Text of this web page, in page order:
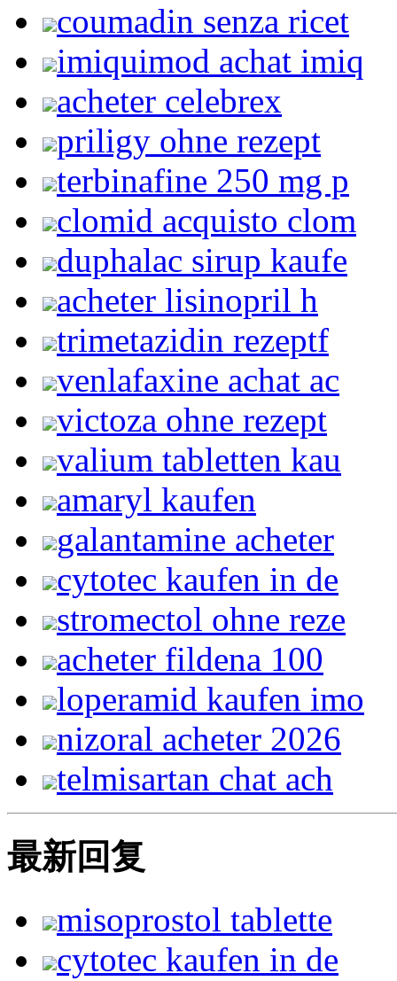
coumadin senza ricet
imiquimod achat imiq
acheter celebrex
priligy ohne rezept
terbinafine 250 mg p
clomid acquisto clom
duphalac sirup kaufe
acheter lisinopril h
trimetazidin rezeptf
venlafaxine achat ac
victoza ohne rezept
valium tabletten kau
amaryl kaufen
galantamine acheter
cytotec kaufen in de
stromectol ohne reze
acheter fildena 100
loperamid kaufen imo
nizoral acheter 2026
telmisartan chat ach
最新回复
misoprostol tablette
cytotec kaufen in de